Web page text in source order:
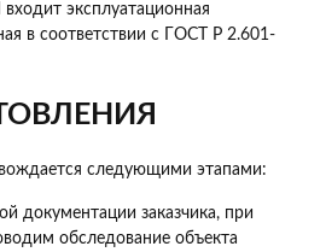
эксплуатационная
в соответствии с ГОСТ Р 2.601-
следующими этапами:
документации заказчика, при
обследование объекта